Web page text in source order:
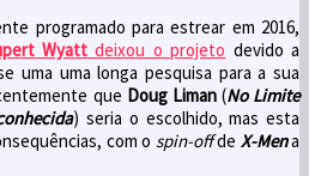
programado para estrear em 2016,
Wyatt deixou o projeto devido a
uma uma longa pesquisa para a sua
que Doug Liman(No Limite
) seria o escolhido, mas esta
com o spin-offde X-Mena